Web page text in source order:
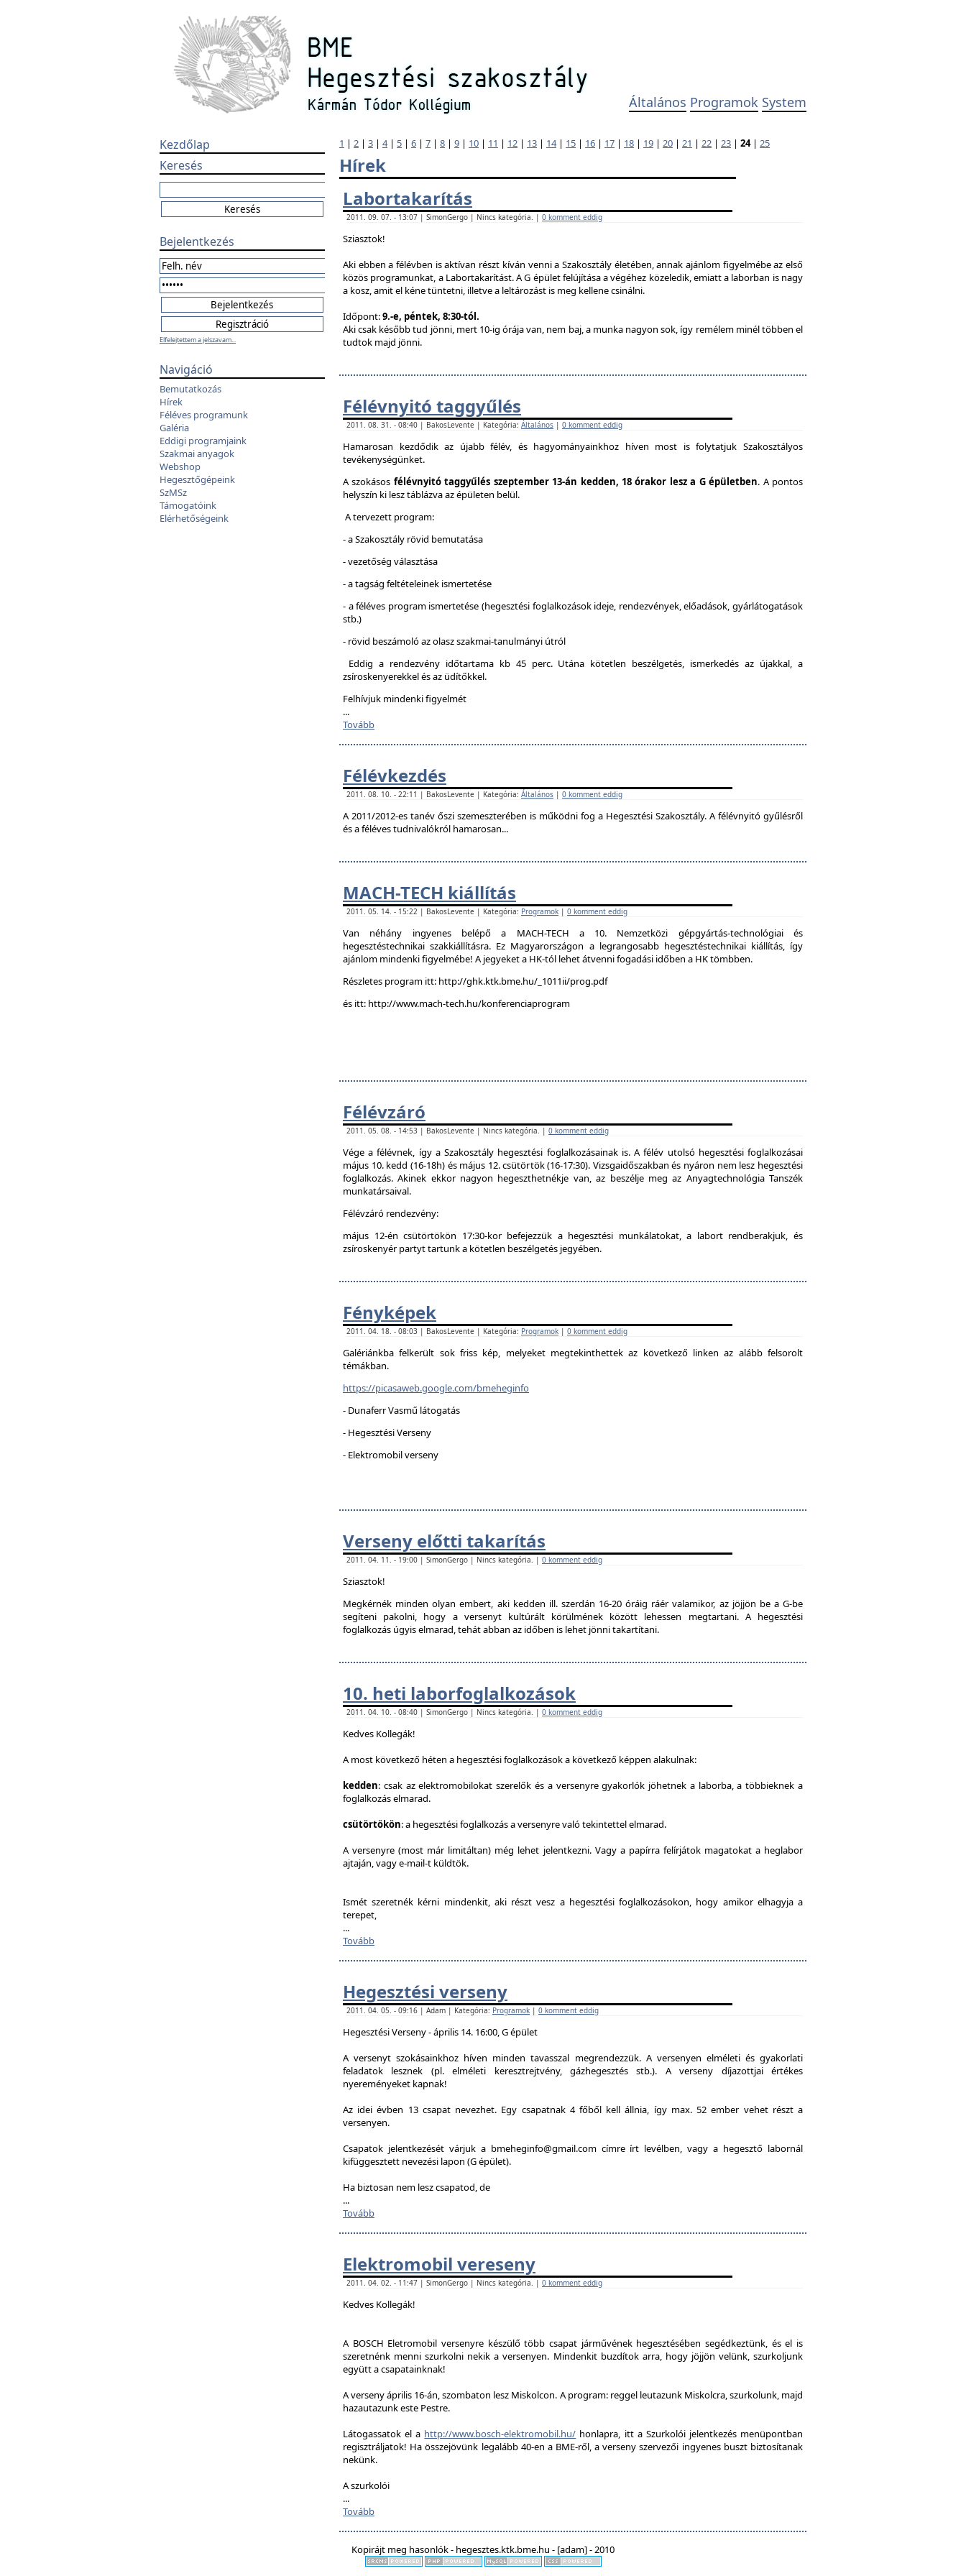
Általános Programok System
Kezdőlap
Keresés
Bejelentkezés
Elfelejtettem a jelszavam...
Navigáció
Bemutatkozás
Hírek
Féléves programunk
Galéria
Eddigi programjaink
Szakmai anyagok
Webshop
Hegesztőgépeink
SzMSz
Támogatóink
Elérhetőségeink
1 | 2 | 3 | 4| 5 | 6 | 7 | 8 | 9 | 10 | 11 | 12 | 13 | 14| 15 | 16 | 17 | 18 | 19 | 20 | 21 | 22 | 23 | 24| 25
Hírek
Labortakarítás
2011. 09. 07. - 13:07 | SimonGergo | Nincs kategória. | 0 komment eddig
Sziasztok!
Aki ebben a félévben is aktívan részt kíván venni a Szakosztály életében, annak ajánlom figyelmébe az első
közös programunkat, a Labortakarítást. A G épület felújítása a végéhez közeledik, emiatt a laborban is nagy
a kosz, amit el kéne tüntetni, illetve a leltározást is meg kellene csinálni.
Időpont:9.-e, péntek, 8:30-tól.
Aki csak később tud jönni, mert 10-ig órája van, nem baj, a munka nagyon sok, így remélem minél többen el
tudtok majd jönni.
Félévnyitó taggyűlés
2011. 08. 31. - 08:40 | BakosLevente | Kategória: Általános | 0 komment eddig
Hamarosan kezdődik az újabb félév, és hagyományainkhoz híven most is folytatjuk Szakosztályos
tevékenységünket.
A szokásos félévnyitó taggyűlés szeptember 13-án kedden, 18 órakor lesz a G épületben. A pontos
helyszín ki lesz táblázva az épületen belül.
A tervezett program:
- a Szakosztály rövid bemutatása
- vezetőség választása
- a tagság feltételeinek ismertetése
- a féléves program ismertetése (hegesztési foglalkozások ideje, rendezvények, előadások, gyárlátogatások
stb.)
- rövid beszámoló az olasz szakmai-tanulmányi útról
Eddig a rendezvény időtartama kb 45 perc. Utána kötetlen beszélgetés, ismerkedés az újakkal, a
zsíroskenyerekkel és az üdítőkkel.
Felhívjuk mindenki figyelmét
...
Tovább
Félévkezdés
2011. 08. 10. - 22:11 | BakosLevente | Kategória: Általános | 0 komment eddig
A 2011/2012-es tanév őszi szemeszterében is működni fog a Hegesztési Szakosztály. A félévnyitó gyűlésről
és a féléves tudnivalókról hamarosan...
MACH-TECH kiállítás
2011. 05. 14. - 15:22 | BakosLevente | Kategória: Programok | 0 komment eddig
Van néhány ingyenes belépő a MACH-TECH a 10. Nemzetközi gépgyártás-technológiai és
hegesztéstechnikai szakkiállításra. Ez Magyarországon a legrangosabb hegesztéstechnikai kiállítás, így
ajánlom mindenki figyelmébe! A jegyeket a HK-tól lehet átvenni fogadási időben a HK tömbben.
Részletes program itt: http://ghk.ktk.bme.hu/_1011ii/prog.pdf
és itt: http://www.mach-tech.hu/konferenciaprogram
Félévzáró
2011. 05. 08. - 14:53 | BakosLevente | Nincs kategória. | 0 komment eddig
Vége a félévnek, így a Szakosztály hegesztési foglalkozásainak is. A félév utolsó hegesztési foglalkozásai
május 10. kedd (16-18h) és május 12. csütörtök (16-17:30). Vizsgaidőszakban és nyáron nem lesz hegesztési
foglalkozás. Akinek ekkor nagyon hegeszthetnékje van, az beszélje meg az Anyagtechnológia Tanszék
munkatársaival.
Félévzáró rendezvény:
május 12-én csütörtökön 17:30-kor befejezzük a hegesztési munkálatokat, a labort rendberakjuk, és
zsíroskenyér partyt tartunk a kötetlen beszélgetés jegyében.
Fényképek
2011. 04. 18. - 08:03 | BakosLevente | Kategória: Programok | 0 komment eddig
Galériánkba felkerült sok friss kép, melyeket megtekinthettek az következő linken az alább felsorolt
témákban.
https://picasaweb.google.com/bmeheginfo
- Dunaferr Vasmű látogatás
- Hegesztési Verseny
- Elektromobil verseny
Verseny előtti takarítás
2011. 04. 11. - 19:00 | SimonGergo | Nincs kategória. | 0 komment eddig
Sziasztok!
Megkérnék minden olyan embert, aki kedden ill. szerdán 16-20 óráig ráér valamikor, az jöjjön be a G-be
segíteni pakolni, hogy a versenyt kultúrált körülmének között lehessen megtartani. A hegesztési
foglalkozás úgyis elmarad, tehát abban az időben is lehet jönni takartítani.
10. heti laborfoglalkozások
2011. 04. 10. - 08:40 | SimonGergo | Nincs kategória. | 0 komment eddig
Kedves Kollegák!
A most következő héten a hegesztési foglalkozások a következő képpen alakulnak:
kedden: csak az elektromobilokat szerelők és a versenyre gyakorlók jöhetnek a laborba, a többieknek a
foglalkozás elmarad.
csütörtökön: a hegesztési foglalkozás a versenyre való tekintettel elmarad.
A versenyre (most már limitáltan) még lehet jelentkezni. Vagy a papírra felírjátok magatokat a heglabor
ajtaján, vagy e-mail-t küldtök.
Ismét szeretnék kérni mindenkit, aki részt vesz a hegesztési foglalkozásokon, hogy amikor elhagyja a
terepet,
...
Tovább
Hegesztési verseny
2011. 04. 05. - 09:16 | Adam | Kategória: Programok | 0 komment eddig
Hegesztési Verseny - április 14. 16:00, G épület
A versenyt szokásainkhoz híven minden tavasszal megrendezzük. A versenyen elméleti és gyakorlati
feladatok lesznek (pl. elméleti keresztrejtvény, gázhegesztés stb.). A verseny díjazottjai értékes
nyereményeket kapnak!
Az idei évben 13 csapat nevezhet. Egy csapatnak 4 főből kell állnia, így max. 52 ember vehet részt a
versenyen.
Csapatok jelentkezését várjuk a bmeheginfo@gmail.com címre írt levélben, vagy a hegesztő labornál
kifüggesztett nevezési lapon (G épület).
Ha biztosan nem lesz csapatod, de
...
Tovább
Elektromobil vereseny
2011. 04. 02. - 11:47 | SimonGergo | Nincs kategória. | 0 komment eddig
Kedves Kollegák!
A BOSCH Eletromobil versenyre készülő több csapat járművének hegesztésében segédkeztünk, és el is
szeretnénk menni szurkolni nekik a versenyen. Mindenkit buzdítok arra, hogy jöjjön velünk, szurkoljunk
együtt a csapatainknak!
A verseny április 16-án, szombaton lesz Miskolcon. A program: reggel leutazunk Miskolcra, szurkolunk, majd
hazautazunk este Pestre.
Látogassatok el a http://www.bosch-elektromobil.hu/ honlapra, itt a Szurkolói jelentkezés menüpontban
regisztráljatok! Ha összejövünk legalább 40-en a BME-ről, a verseny szervezői ingyenes buszt biztosítanak
nekünk.
A szurkolói
...
Tovább
Kopirájt meg hasonlók - hegesztes.ktk.bme.hu - [adam] - 2010